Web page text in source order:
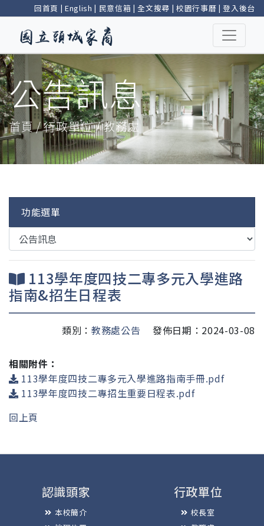
回首頁 | English | 民意信箱 |全文搜尋 | 校園行事曆 |登入後台
公告訊息
首頁 / 行政單位 / 教務處
功能選單
113學年度四技二專多元入學進路
指南&招生日程表
類別： 教務處公告 發佈日期：2024-03-08
相關附件：
113學年度四技二專多元入學進路指南手冊.pdf
113學年度四技二專招生重要日程表.pdf
回上頁
認識頭家
本校簡介
行政單位
校長室